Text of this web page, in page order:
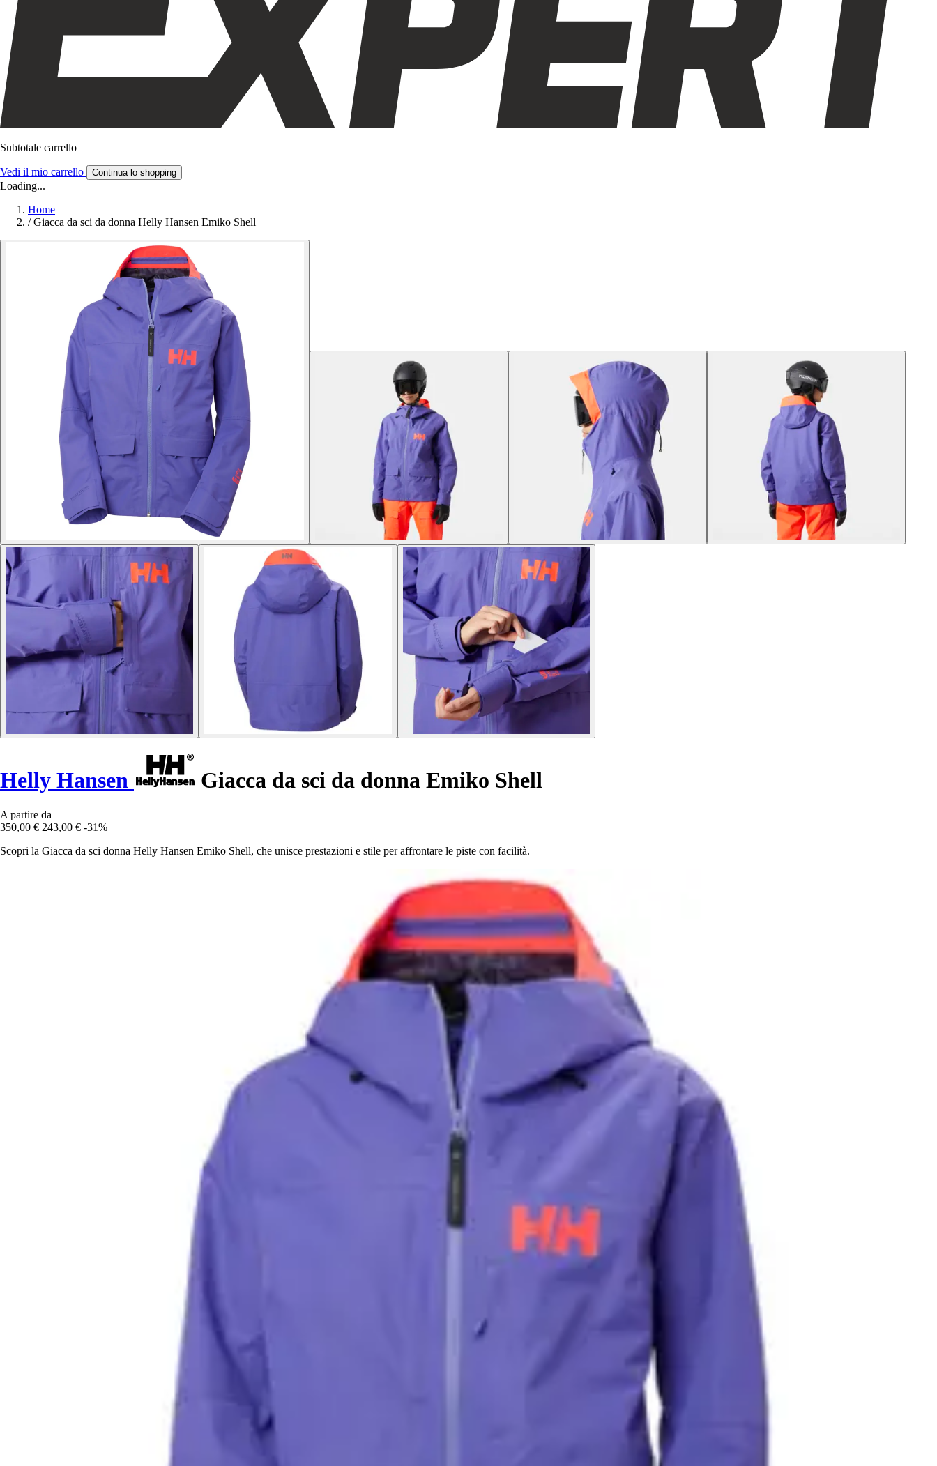
Subtotale carrello
Vedi il mio carrello Continua lo shopping
Loading...
Home
/ Giacca da sci da donna Helly Hansen Emiko Shell
Helly Hansen Giacca da sci da donna Emiko Shell
A partire da
350,00 € 243,00 € -31%
Scopri la Giacca da sci donna Helly Hansen Emiko Shell, che unisce prestazioni e stile per affrontare le piste con facilità.